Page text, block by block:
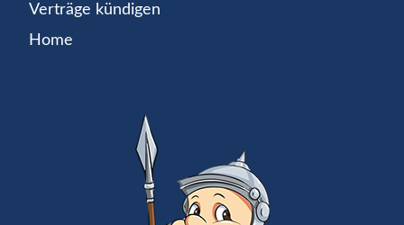
Verträge kündigen
Home